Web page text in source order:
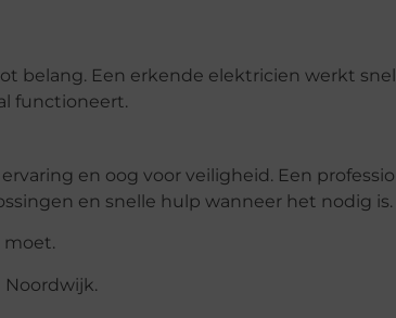
belang. Een erkende elektricien werkt
functioneert.
en oog voor veiligheid. Een
en snelle hulp wanneer het nodig is.
moet.